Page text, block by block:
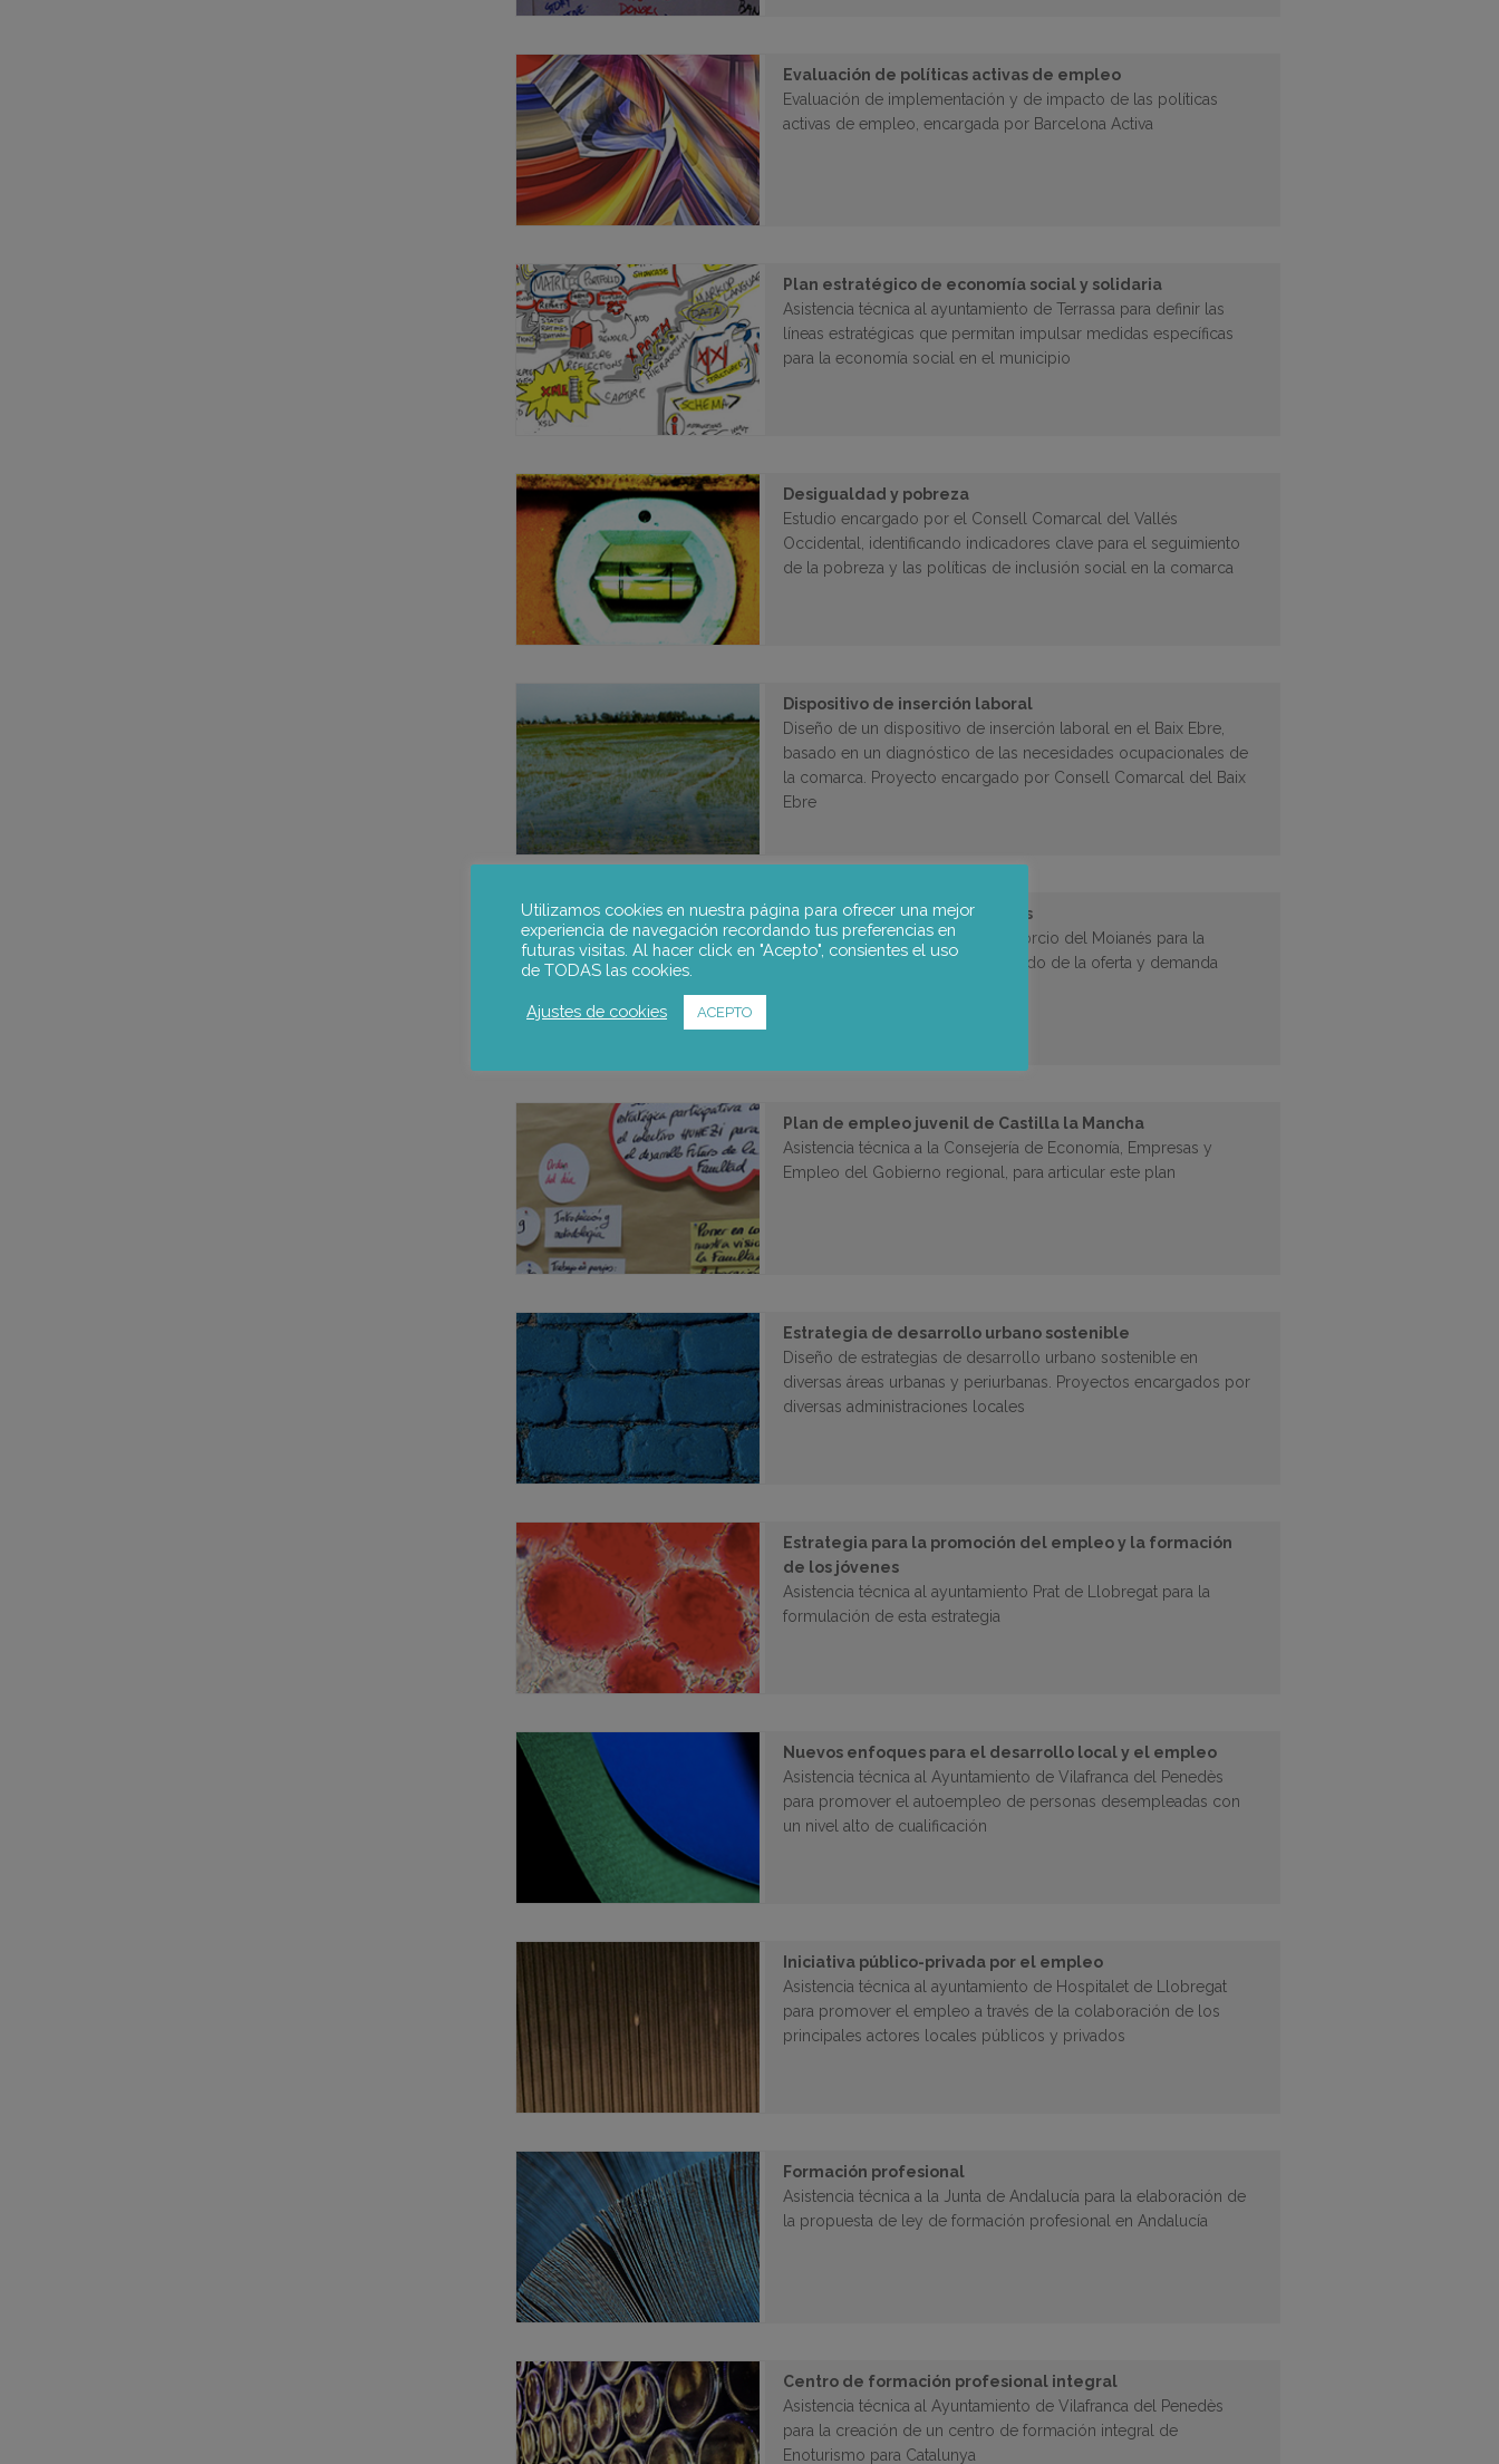
Evaluación de políticas activas de empleo
Evaluación de implementación y de impacto de las políticas
activas de empleo, encargada por Barcelona Activa
Plan estratégico de economía social y solidaria
Asistencia técnica al ayuntamiento de Terrassa para definir las
líneas estratégicas que permitan impulsar medidas específicas
para la economía social en el municipio
Desigualdad y pobreza
Estudio encargado por el Consell Comarcal del Vallés
Occidental, identificando indicadores clave para el seguimiento
de la pobreza y las políticas de inclusión social en la comarca
Dispositivo de inserción laboral
Diseño de un dispositivo de inserción laboral en el Baix Ebre,
basado en un diagnóstico de las necesidades ocupacionales de
la comarca. Proyecto encargado por Consell Comarcal del Baix
Ebre
Plan de formación del Moianés
Proyecto encargado por el Consorcio del Moianés para la
elaboración de un mapa actualizado de la oferta y demanda
Plan de empleo juvenil de Castilla la Mancha
Asistencia técnica a la Consejería de Economía, Empresas y
Empleo del Gobierno regional, para articular este plan
Estrategia de desarrollo urbano sostenible
Diseño de estrategias de desarrollo urbano sostenible en
diversas áreas urbanas y periurbanas. Proyectos encargados por
diversas administraciones locales
Estrategia para la promoción del empleo y la formación
de los jóvenes
Asistencia técnica al ayuntamiento Prat de Llobregat para la
formulación de esta estrategia
Nuevos enfoques para el desarrollo local y el empleo
Asistencia técnica al Ayuntamiento de Vilafranca del Penedès
para promover el autoempleo de personas desempleadas con
un nivel alto de cualificación
Iniciativa público-privada por el empleo
Asistencia técnica al ayuntamiento de Hospitalet de Llobregat
para promover el empleo a través de la colaboración de los
principales actores locales públicos y privados
Formación profesional
Asistencia técnica a la Junta de Andalucía para la elaboración de
la propuesta de ley de formación profesional en Andalucía
Centro de formación profesional integral
Asistencia técnica al Ayuntamiento de Vilafranca del Penedès
para la creación de un centro de formación integral de
Enoturismo para Catalunya
Utilizamos cookies en nuestra página para ofrecer una mejor
experiencia de navegación recordando tus preferencias en
futuras visitas. Al hacer click en "Acepto", consientes el uso
de TODAS las cookies.
Ajustes de cookies ACEPTO